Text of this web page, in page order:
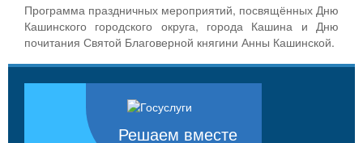
Программа праздничных мероприятий, посвящённых Дню
Кашинского городского округа, города Кашина и Дню
почитания Святой Благоверной княгини Анны Кашинской.
Решаем вместе